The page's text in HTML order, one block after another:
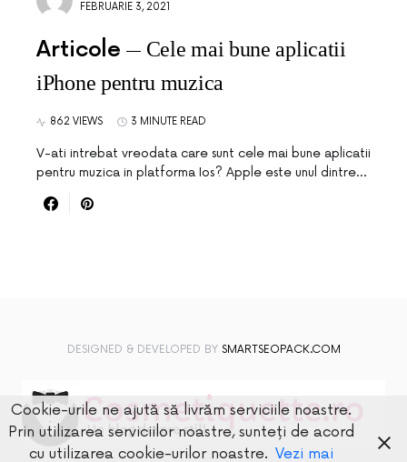
FEBRUARIE 3, 2021
Articole
Cele mai bune aplicatii
iPhone pentru muzica
862 VIEWS 3 MINUTE READ
V-ati intrebat vreodata care sunt cele mai bune aplicatii
pentru muzica in platforma Ios? Apple este unul dintre…
DESIGNED & DEVELOPED BY SMARTSEOPACK.COM
Cookie-urile ne ajută să livrăm serviciile noastre.
Prin utilizarea serviciilor noastre, sunteți de acord
cu utilizarea cookie-urilor noastre. Vezi mai